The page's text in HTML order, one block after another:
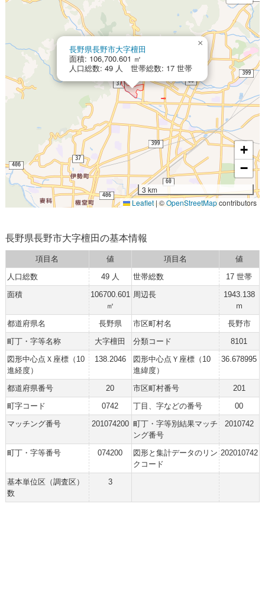
長野県長野市大字檀田
面積: 106,700.601 ㎡
人口総数: 49 人 世帯総数: 17 世帯
×
+
−
3 km
Leaflet | ©OpenStreetMapcontributors
長野県長野市大字檀田の基本情報
項目名 値 項目名
値
人口総数
49 人 世帯総数
17 世帯
面積
106700.601
㎡
周辺長
1943.138
ｍ
都道府県名
長野県 市区町村名
長野市
町丁・字等名称
大字檀田 分類コード
8101
図形中心点Ｘ座標（10
進経度）
138.2046
図形中心点Ｙ座標（10
進緯度）
36.678995
都道府県番号 20 市区町村番号
201
町字コード
0742 丁目、字などの番号
00
マッチング番号
201074200 町丁・字等別結果マッチ
ング番号
2010742
町丁・字等番号 074200
図形と集計データのリン
クコード
202010742
基本単位区（調査区）
数
3